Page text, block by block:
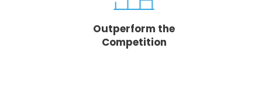
Outperform the
Competition